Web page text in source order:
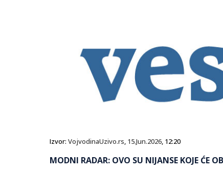
Izvor: VojvodinaUzivo.rs, 15.Jun.2026, 12:20
MODNI RADAR: OVO SU NIJANSE KOJE ĆE